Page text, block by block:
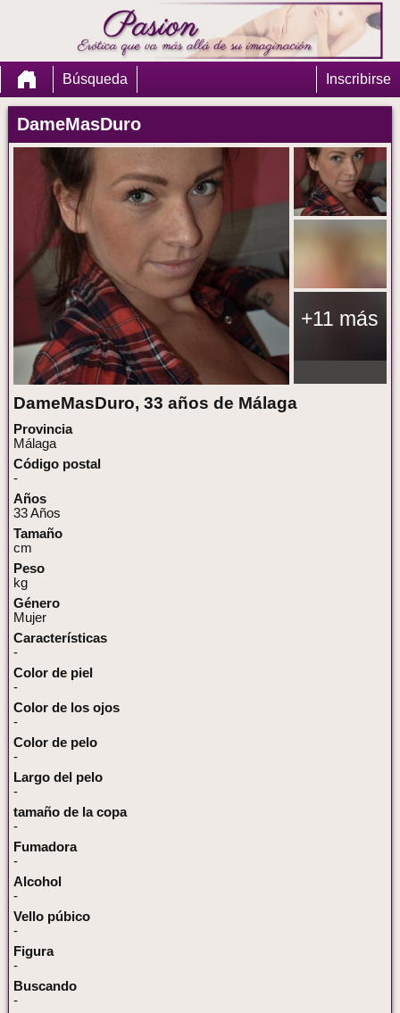
Búsqueda Inscribirse
DameMasDuro
+11 más
DameMasDuro, 33 años de Málaga
Provincia
Málaga
Código postal
-
Años
33 Años
Tamaño
cm
Peso
kg
Género
Mujer
Características
-
Color de piel
-
Color de los ojos
-
Color de pelo
-
Largo del pelo
-
tamaño de la copa
-
Fumadora
-
Alcohol
-
Vello púbico
-
Figura
-
Buscando
-